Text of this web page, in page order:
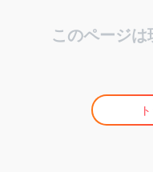
このページ